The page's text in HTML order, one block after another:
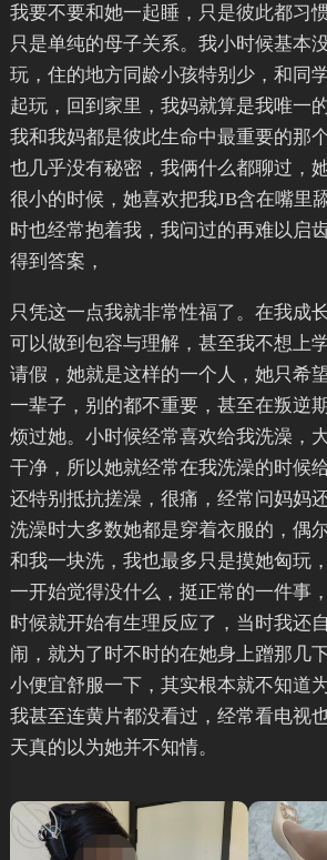
我要不要和她一起睡，只是彼此都习
只是单纯的母子关系。我小时候基本
玩，住的地方同龄小孩特别少，和同
起玩，回到家里，我妈就算是我唯一
我和我妈都是彼此生命中最重要的那
也几乎没有秘密，我俩什么都聊过，
很小的时候，她喜欢把我JB含在嘴里
时也经常抱着我，我问过的再难以启
得到答案，
只凭这一点我就非常性福了。在我成
可以做到包容与理解，甚至我不想上
请假，她就是这样的一个人，她只希
一辈子，别的都不重要，甚至在叛逆
烦过她。小时候经常喜欢给我洗澡，
干净，所以她就经常在我洗澡的时候
还特别抵抗搓澡，很痛，经常问妈妈
洗澡时大多数她都是穿着衣服的，偶
和我一块洗，我也最多只是摸她匈玩
一开始觉得没什么，挺正常的一件事
时候就开始有生理反应了，当时我还
闹，就为了时不时的在她身上蹭那几
小便宜舒服一下，其实根本就不知道
我甚至连黄片都没看过，经常看电视
天真的以为她并不知情。